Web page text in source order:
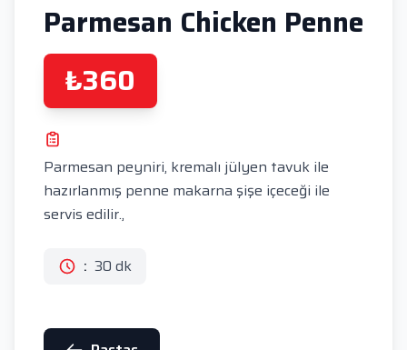
Parmesan Chicken Penne
₺360
Parmesan peyniri, kremalı jülyen tavuk ile
hazırlanmış penne makarna şişe içeceği ile
servis edilir.,
: 30 dk